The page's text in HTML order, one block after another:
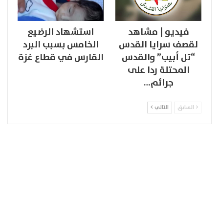
فيديو | مشاهد
لقصف سرايا القدس
“تل أبيب” والقدس
المحتلة ردا على
جرائم…
استشهاد الرضيع
الخامس بسبب البرد
القارس في قطاع غزة
السابق التالي